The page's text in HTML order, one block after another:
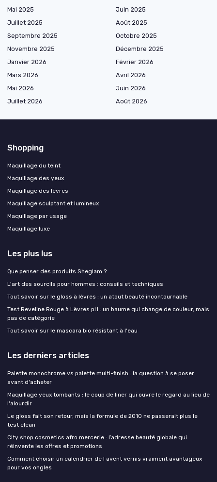
Mai 2025
Juin 2025
Juillet 2025
Août 2025
Septembre 2025
Octobre 2025
Novembre 2025
Décembre 2025
Janvier 2026
Février 2026
Mars 2026
Avril 2026
Mai 2026
Juin 2026
Juillet 2026
Août 2026
Shopping
Maquillage du teint
Maquillage des yeux
Maquillage des lèvres
Maquillage sculptant et lumineux
Maquillage par usage
Maquillage luxe
Les plus lus
Que penser des produits Sheglam ?
L'art des sourcils pour hommes : conseils et techniques
Tout savoir sur le gloss à lèvres : un atout beauté incontournable
Test Reveline Rouge à Lèvres pH : un baume qui change de couleur, mais
pas de catégorie
Tout savoir sur le mascara bio résistant à l'eau
Les derniers articles
Palette monochrome vs palette multi-finish : la question à se poser
avant d'acheter
Maquillage yeux tombants : le coup de liner qui ouvre le regard au lieu de
l'alourdir
Le gloss fait son retour, mais la formule de 2010 ne passerait plus le
test clean
City shop cosmetics afro mercerie : l’adresse beauté globale qui
réinvente les offres et promotions
Comment choisir un calendrier de l avent vernis vraiment avantageux
pour vos ongles